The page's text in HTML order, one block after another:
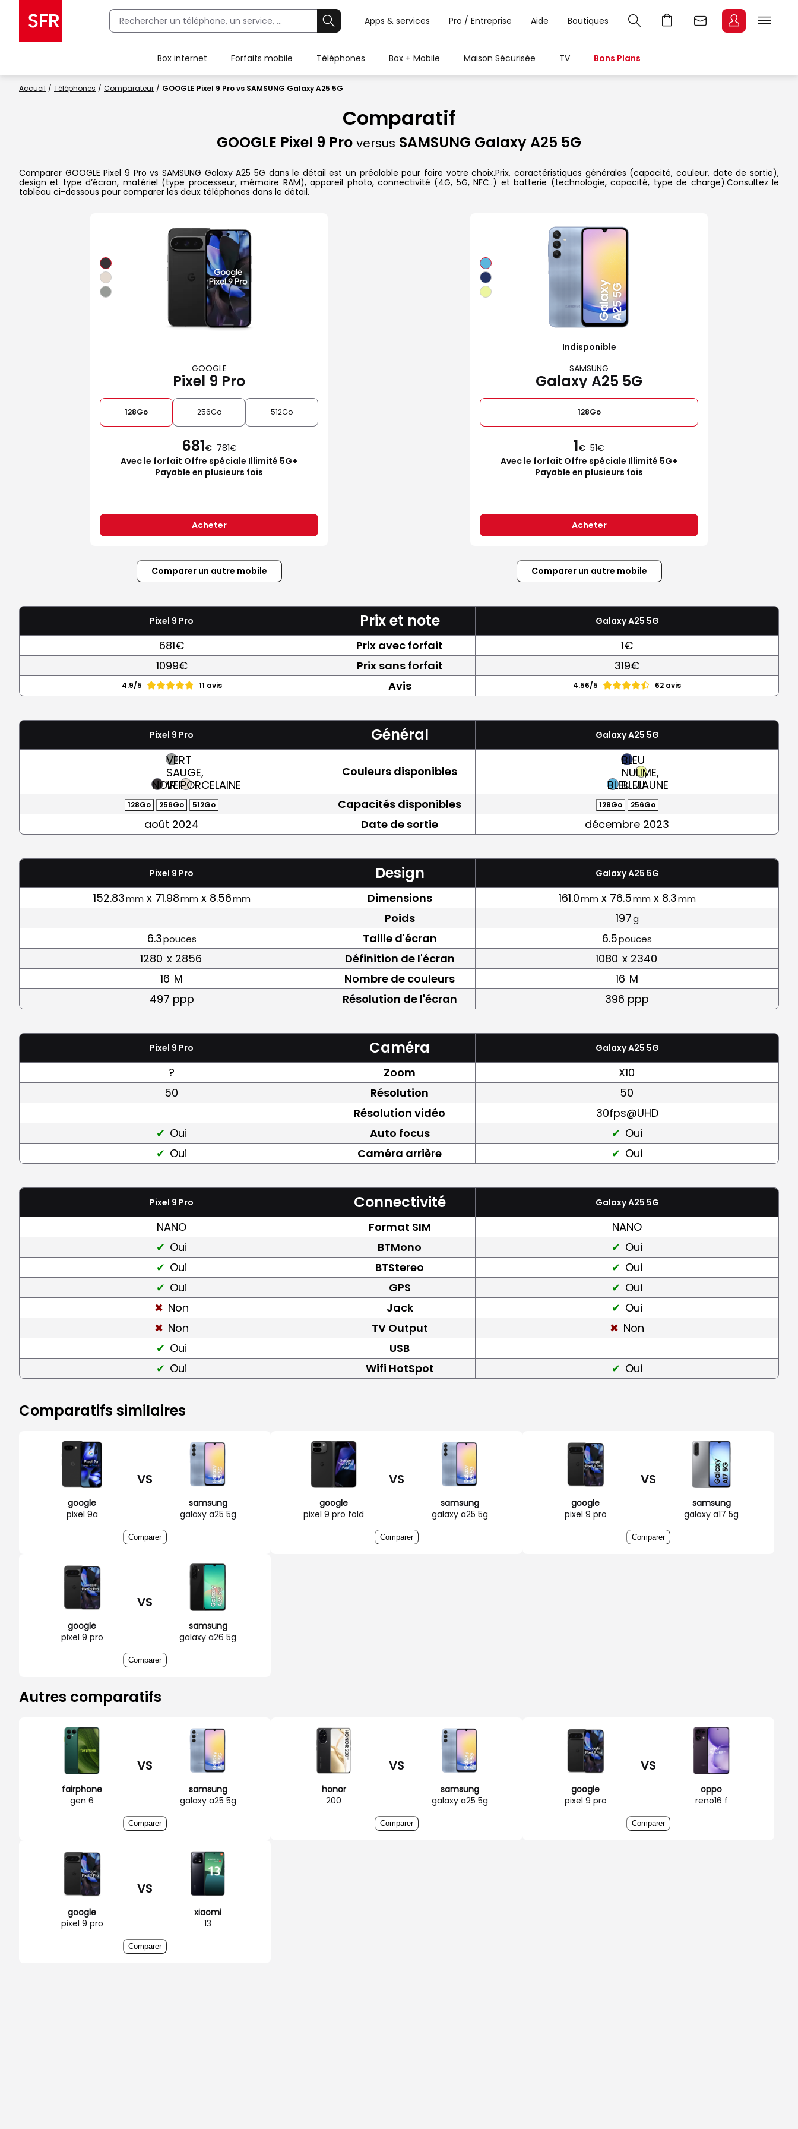
Apps & services Pro / Entreprise Aide Boutiques
Box internet Forfaits mobile Téléphones Box + Mobile Maison Sécurisée TV Bons Plans
Accueil Téléphones Comparateur GOOGLE Pixel 9 Pro vs SAMSUNG Galaxy A25 5G
Comparatif
GOOGLE Pixel 9 Pro versus SAMSUNG Galaxy A25 5G
Comparer GOOGLE Pixel 9 Pro vs SAMSUNG Galaxy A25 5G dans le détail est un préalable pour faire votre choix.Prix, caractéristiques générales (capacité, couleur, date de sortie),
design et type d’écran, matériel (type processeur, mémoire RAM), appareil photo, connectivité (4G, 5G, NFC..) et batterie (technologie, capacité, type de charge).Consultez le
tableau ci-dessous pour comparer les deux téléphones dans le détail.
GOOGLE
Pixel 9 Pro
128Go 256Go 512Go
681€ 781
Avec le forfait Offre spéciale Illimité 5G+
Payable en plusieurs fois
Acheter
Indisponible
SAMSUNG
Galaxy A25 5G
128Go
1€ 51
Avec le forfait Offre spéciale Illimité 5G+
Payable en plusieurs fois
Acheter
Comparer un autre mobile Comparer un autre mobile
Pixel 9 Pro Prix et note Galaxy A25 5G
681€ Prix avec forfait
1€
1099€
Prix sans forfait 319€
4.9/5 11 avis Avis 4.56/5 62 avis
Pixel 9 Pro Général Galaxy A25 5G
NOIR
VERT
SAUGE,
VERTPORCELAINE
Couleurs disponibles
BLEU
BLEU
NUIT,
BLEU
LIME,
JAUNE
128Go 256Go 512Go Capacités disponibles 128Go 256Go
août 2024 Date de sortie décembre 2023
Pixel 9 Pro Design Galaxy A25 5G
152.83mm x 71.98mm x 8.56mm Dimensions 161.0mm x 76.5mm x 8.3mm
Poids 197g
6.3pouces Taille d'écran 6.5pouces
1280 x 2856 Définition de l'écran 1080 x 2340
16 M Nombre de couleurs 16 M
497 ppp
Résolution de l'écran 396 ppp
Pixel 9 Pro Caméra Galaxy A25 5G
? Zoom
X10
50
Résolution
50
Résolution vidéo
30fps@UHD
Oui
Auto focus
Oui
Oui
Caméra arrière Oui
Pixel 9 Pro Connectivité Galaxy A25 5G
NANO Format SIM
NANO
Oui
BTMono
Oui
Oui
BTStereo
Oui
Oui
GPS
Oui
Non
Jack
Oui
Non
TV Output
Non
Oui
USB
Oui
Wifi HotSpot Oui
Comparatifs similaires
google
pixel 9a
VS
samsung
galaxy a25 5g
Comparer
google
pixel 9 pro fold
VS
samsung
galaxy a25 5g
Comparer
google
pixel 9 pro
VS
samsung
galaxy a17 5g
Comparer
google
pixel 9 pro
VS
samsung
galaxy a26 5g
Comparer
Autres comparatifs
fairphone
gen 6
VS
samsung
galaxy a25 5g
Comparer
honor
200
VS
samsung
galaxy a25 5g
Comparer
google
pixel 9 pro
VS
oppo
reno16 f
Comparer
google
pixel 9 pro
VS
xiaomi
13
Comparer